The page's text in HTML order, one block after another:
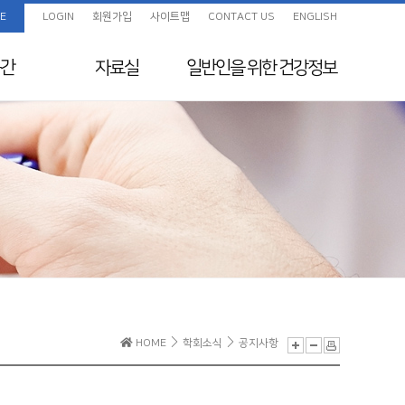
자료실
임상진료지침 정보센
교육자료
전임의 교육목표
보험정보 및 Q&A
지도전문의
전공의를 위한 E-
일반인을 위한건강정보
일반인을 위한 건강정보
LOGIN 회원가입 사이트맵 CONTACT US ENGLISH
HOME 학회소식 공지사항